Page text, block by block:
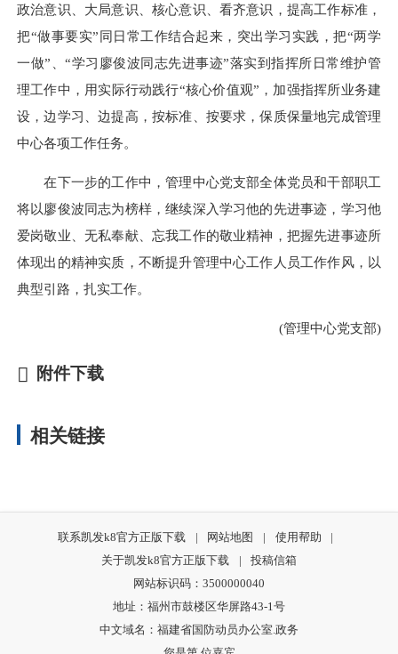
政治意识、大局意识、核心意识、看齐意识，提高工作标准，
把“做事要实”同日常工作结合起来，突出学习实践，把“两学
一做”、“学习廖俊波同志先进事迹”落实到指挥所日常维护管
理工作中，用实际行动践行“核心价值观”，加强指挥所业务建
设，边学习、边提高，按标准、按要求，保质保量地完成管理
中心各项工作任务。
在下一步的工作中，管理中心党支部全体党员和干部职工
将以廖俊波同志为榜样，继续深入学习他的先进事迹，学习他
爱岗敬业、无私奉献、忘我工作的敬业精神，把握先进事迹所
体现出的精神实质，不断提升管理中心工作人员工作作风，以
典型引路，扎实工作。
(管理中心党支部)
附件下载
相关链接
联系凯发k8官方正版下载 | 网站地图 | 使用帮助
|
关于凯发k8官方正版下载
|
投稿信箱
网站标识码：3500000040
地址：福州市鼓楼区华屏路43-1号
中文域名：福建省国防动员办公室.政务